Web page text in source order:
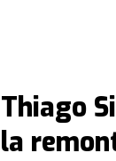
Thiago
la